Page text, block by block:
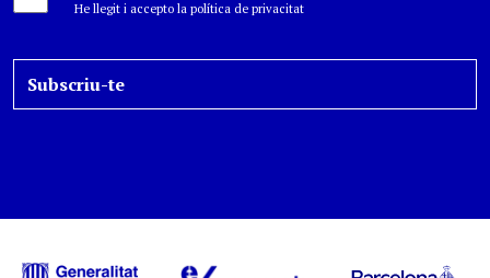
He llegit i accepto la política de privacitat